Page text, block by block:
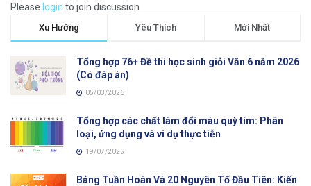
Please login to join discussion
Xu Hướng Yêu Thích Mới Nhất
Tổng hợp 76+ Đề thi học sinh giỏi Văn 6 năm 2026
(Có đáp án)
05/03/2026
Tổng hợp các chất làm đổi màu quỳ tím: Phân
loại, ứng dụng và ví dụ thực tiễn
19/07/2025
Bảng Tuần Hoàn Và 20 Nguyên Tố Đầu Tiên: Kiến